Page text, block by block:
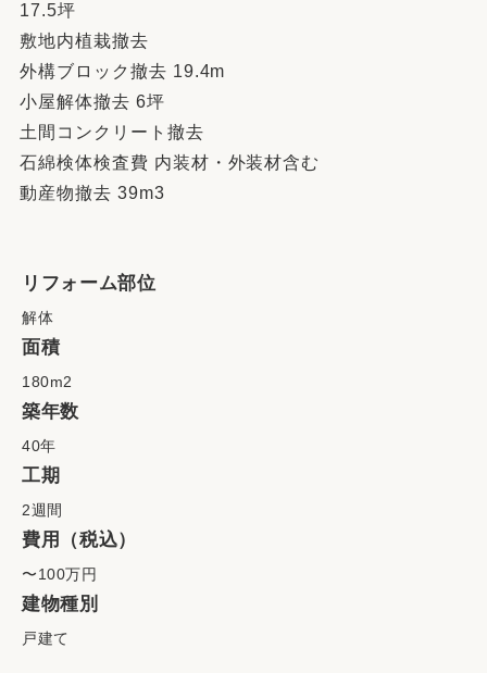
17.5坪
敷地内植栽撤去
外構ブロック撤去 19.4m
小屋解体撤去 6坪
土間コンクリート撤去
石綿検体検査費 内装材・外装材含む
動産物撤去 39m3
リフォーム部位
解体
面積
180m2
築年数
40年
工期
2週間
費用（税込）
〜100万円
建物種別
戸建て